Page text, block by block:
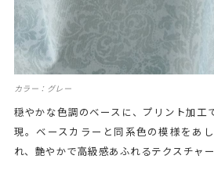
カラー：グレー
穏やかな色調のベースに、プリント加工
現。ベースカラーと同系色の模様をあ
れ、艶やかで高級感あふれるテクスチャ